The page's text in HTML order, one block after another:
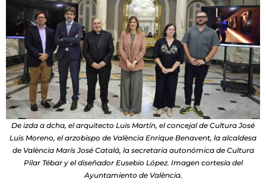
De izda a dcha, el arquitecto Luis Martín, el concejal de Cultura José
Luis Moreno, el arzobispo de València Enrique Benavent, la alcaldesa
de València Marís José Catalá, la secretaria autonómica de Cultura
Pilar Tébar y el diseñador Eusebio López. Imagen cortesía del
Ayuntamiento de València.